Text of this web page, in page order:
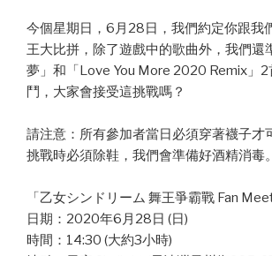
今個星期日，6月28日，我們約定你跟我
王大比拼，除了遊戲中的歌曲外，我們還
夢」和「Love You More 2020 Remix」2
鬥，大家會接受這挑戰嗎？
請注意：所有參加者當日必須穿著襪子才
挑戰時必須除鞋，我們會準備好酒精消毒。
「乙女シンドリーム 舞王爭霸戰 Fan
日期：2020年6月28日 (日)
時間：14:30 (大約3小時)